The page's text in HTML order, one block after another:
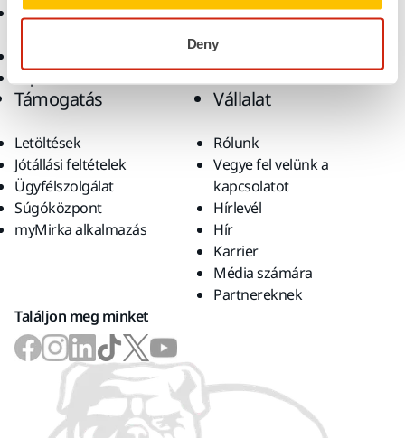
Deny
Kiegészítők és
Támogatás
Letöltések
Jótállási feltételek
Ügyfélszolgálat
Súgóközpont
myMirka alkalmazás
Vállalat
Rólunk
Vegye fel velünk a
kapcsolatot
Hírlevél
Hír
Karrier
Média számára
Partnereknek
Találjon meg minket